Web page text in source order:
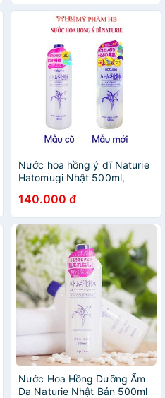
Nước hoa hồng ý dĩ Naturie
Hatomugi Nhật 500ml,
làm trắng da chiêt xuât ý dĩ
Nhật Bản (mẫu mới)
140.000 đ
Nước Hoa Hồng Dưỡng Ẩm
Da Naturie Nhật Bản 500ml